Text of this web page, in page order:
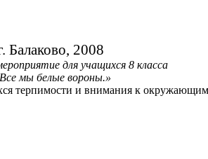
Балаково, 2008
для учащихся 8 класса
мы белые вороны.»
терпимости и внимания к